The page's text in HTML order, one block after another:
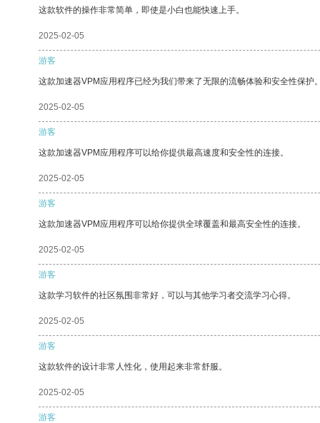
这款软件的操作非常简单，即使是小白也能快速上手。
2025-02-05
游客
这款加速器VPM应用程序已经为我们带来了无限的流畅体验和安全性保护
2025-02-05
游客
这款加速器VPM应用程序可以给你提供最高速度和安全性的连接。
2025-02-05
游客
这款加速器VPM应用程序可以给你提供全球覆盖和最高安全性的连接。
2025-02-05
游客
这款学习软件的社区氛围非常好，可以与其他学习者交流学习心得。
2025-02-05
游客
这款软件的设计非常人性化，使用起来非常舒服。
2025-02-05
游客